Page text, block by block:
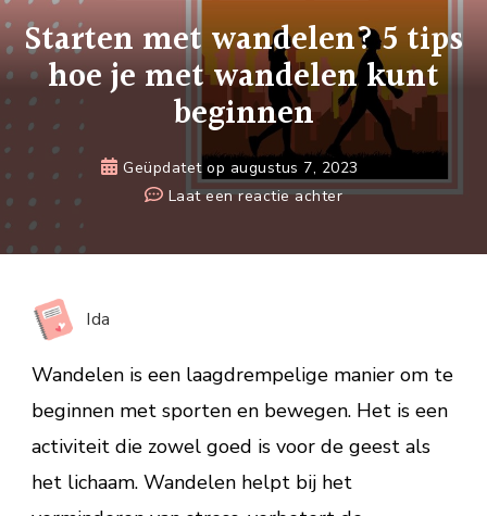
Starten met wandelen? 5 tips
hoe je met wandelen kunt
beginnen
Geüpdatet op augustus 7, 2023
Laat een reactie achterop
met
met
wandelen
kunt
beginnen
Ida
Wandelen is een laagdrempelige manier om te
beginnen met sporten en bewegen. Het is een
activiteit die zowel goed is voor de geest als
het lichaam. Wandelen helpt bij het